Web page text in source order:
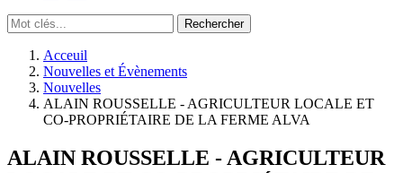
Acceuil
Nouvelles et Évènements
Nouvelles
ALAIN ROUSSELLE - AGRICULTEUR LOCALE ET
CO-PROPRIÉTAIRE DE LA FERME ALVA
ALAIN ROUSSELLE - AGRICULTEUR